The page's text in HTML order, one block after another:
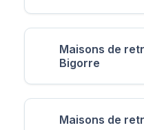
Maisons de
Bigorre
Maisons de